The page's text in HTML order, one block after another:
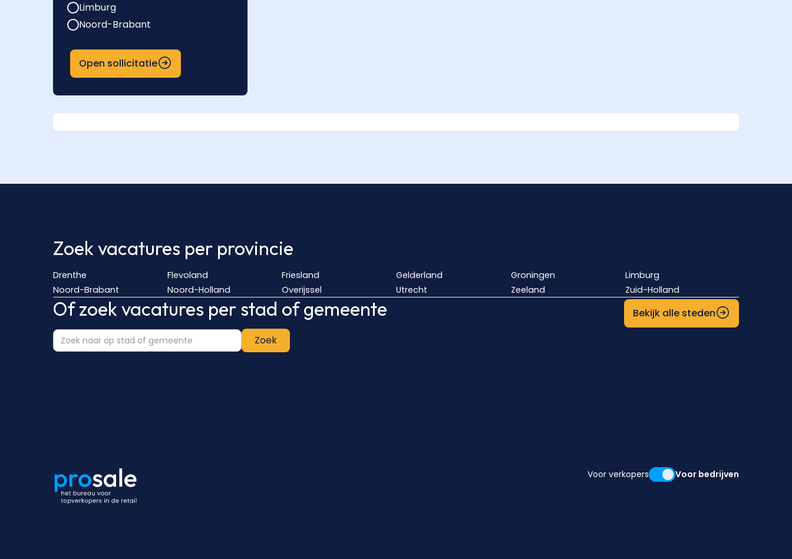
Limburg
Noord-Brabant
Open sollicitatie
Zoek vacatures per provincie
Drenthe Flevoland Friesland Gelderland Groningen
Limburg
Noord-Brabant
Noord-Holland Overijssel Utrecht Zeeland Zuid-Holland
Of zoek vacatures per stad of gemeente Bekijk alle steden
Voor verkopers Voor bedrijven